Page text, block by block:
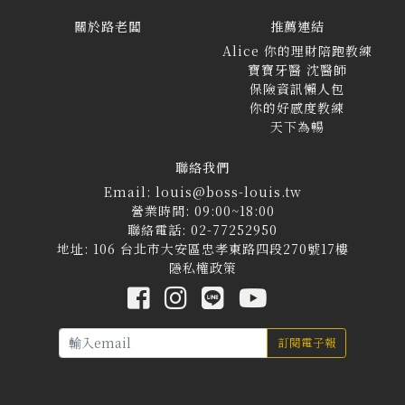
關於路老闆
推薦連結
Alice 你的理財陪跑教練
寶寶牙醫 沈醫師
保險資訊懶人包
你的好感度教練
天下為暢
聯絡我們
Email: louis@boss-louis.tw
營業時間: 09:00~18:00
聯絡電話: 02-77252950
地址: 106 台北市大安區忠孝東路四段270號17樓
隱私權政策
訂閱電子報